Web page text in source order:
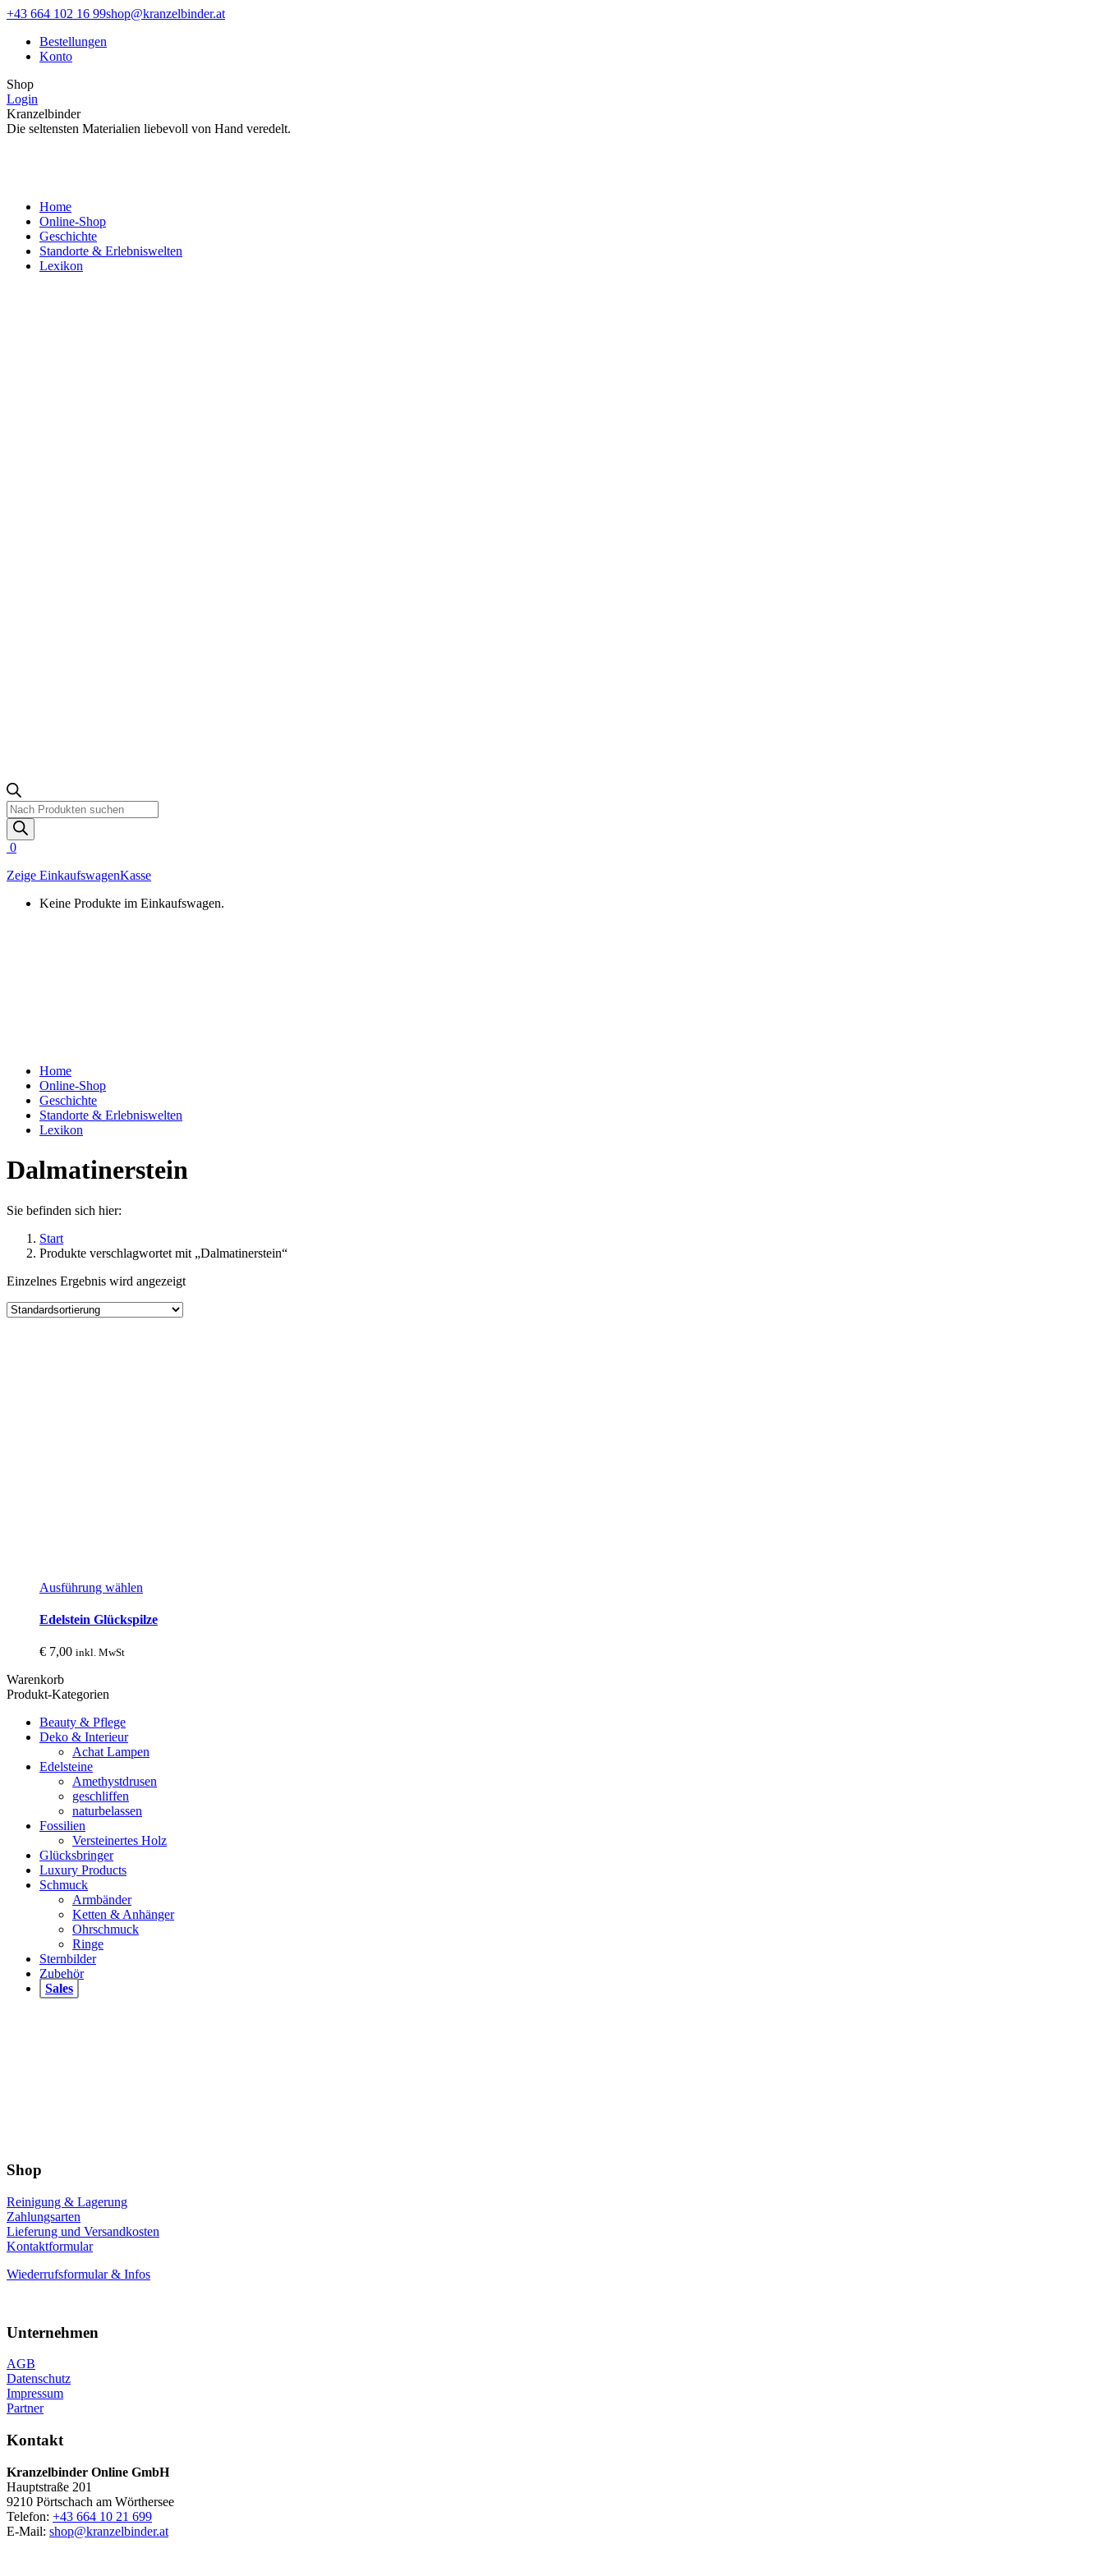
Zum
springen
Facebook
opens
window
Instagram
opens
window
+43 664 102 16 99shop@kranzelbinder.at
Bestellungen
Konto
Shop
Login
Kranzelbinder
Die seltensten Materialien liebevoll von Hand veredelt.
Home
Online-Shop
Geschichte
Standorte & Erlebniswelten
Lexikon
Products
search
0
Zeige EinkaufswagenKasse
Keine Produkte im Einkaufswagen.
Home
Online-Shop
Geschichte
Standorte & Erlebniswelten
Lexikon
Dalmatinerstein
Sie befinden sich hier:
Start
Produkte verschlagwortet mit „Dalmatinerstein“
Einzelnes Ergebnis wird angezeigt
Ausführung wählen
weist
Produktseite
werden
Edelstein Glückspilze
€ 7,00 inkl. MwSt
Warenkorb
Produkt-Kategorien
Beauty & Pflege
Deko & Interieur
Achat Lampen
Edelsteine
Amethystdrusen
geschliffen
naturbelassen
Fossilien
Versteinertes Holz
Glücksbringer
Luxury Products
Schmuck
Armbänder
Ketten & Anhänger
Ohrschmuck
Ringe
Sternbilder
Zubehör
Sales
Shop
Reinigung & Lagerung
Zahlungsarten
Lieferung und Versandkosten
Kontaktformular
Wiederrufsformular & Infos
Unternehmen
AGB
Datenschutz
Impressum
Partner
Kontakt
Kranzelbinder Online GmbH
Hauptstraße 201
9210 Pörtschach am Wörthersee
Telefon: +43 664 10 21 699
E-Mail: shop@kranzelbinder.at